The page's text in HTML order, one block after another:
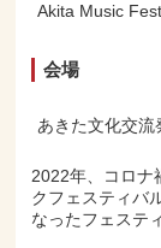
Akita Music
会場
あきた文化交流
2022年、コロナ
クフェスティバ
なったフェステ